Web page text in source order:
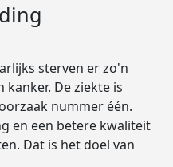
sterven er zo'n
kanker. De ziekte is
nummer één.
en een betere kwaliteit
Dat is het doel van